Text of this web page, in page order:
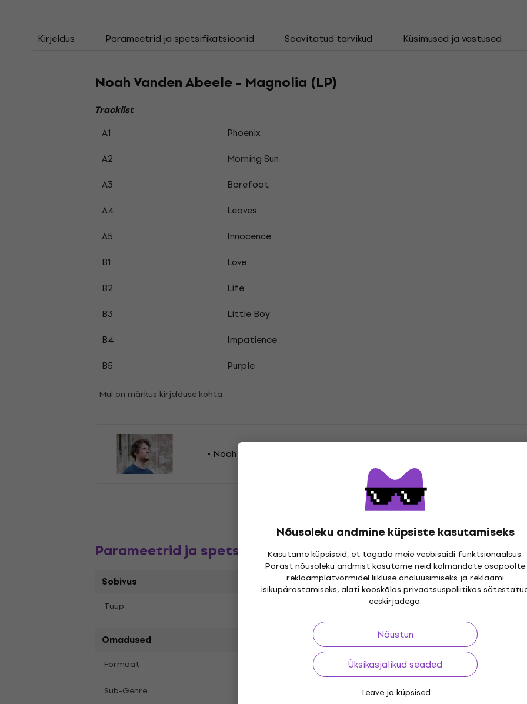
Nõusoleku andmine küpsiste kasutamiseks
Kasutame küpsiseid, et tagada meie veebisaidi funktsionaalsus.
Pärast nõusoleku andmist kasutame neid kolmandate osapoolte
reklaamplatvormidel liikluse analüüsimiseks ja reklaami
isikupärastamiseks, alati kooskõlas privaatsuspoliitikas
eeskirjadega.
Nõustun
Üksikasjalikud seaded
Teave ja küpsised
Kirjeldus Parameetrid ja spetsifikatsioonid Soovitatud tarvikud Küsimused ja vastused
Noah Vanden Abeele - Magnolia (LP)
Tracklist
A1 Phoenix
A2
Morning Sun
A3
Barefoot
A4
Leaves
A5
Innocence
B1
Love
B2
Life
B3
Little Boy
B4
Impatience
B5
Purple
Mul on märkus kirjelduse kohta
Noah Vanden Abeele Vinüülplaadid
Parameetrid ja spetsifikatsioonid
Sobivus
Tüüp
Omadused
Formaat Genre
Sub-Genre Release year